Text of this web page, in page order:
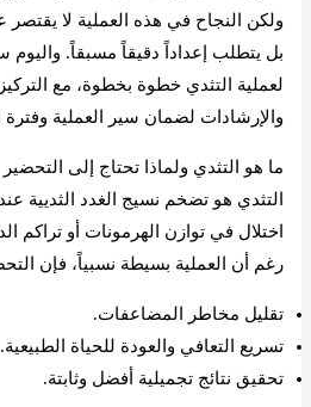
ولكن النجاح في هذه العملية لا
بل يتطلب إعداداً دقيقاً مسبقاً. واليوم
لعملية التثدي خطوة بخطوة، مع
والإرشادات لضمان سير العملية وفترة
ما هو التثدي ولماذا تحتاج إلى التحضير
التثدي هو تضخم نسيج الغدد الثديية
اختلال في توازن الهرمونات أو تراكم
رغم أن العملية بسيطة نسبياً، فإن
تقليل مخاطر المضاعفات.
تسريع التعافي والعودة للحياة الطبيعية.
تحقيق نتائج تجميلية أفضل وثابتة.